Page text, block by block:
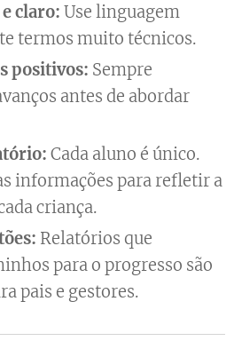
claro: Use linguagem
termos muito técnicos.
positivos: Sempre
antes de abordar
Cada aluno é único.
informações para refletir a
criança.
Relatórios que
para o progresso são
pais e gestores.